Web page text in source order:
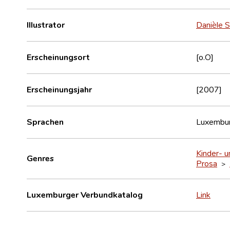
Illustrator Danièle
Erscheinungsort [o.O]
Erscheinungsjahr [2007]
Sprachen
Genres
Kinder-
Prosa >
Luxemburger Verbundkatalog Link